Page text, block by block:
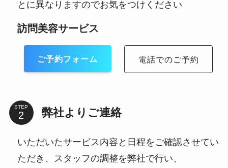
とに異なりますのでお気をつけください
訪問美容サービス
ご予約フォーム 電話でのご予約
STEP 弊社よりご連絡
いただいたサービス内容と日程をご確認させてい
ただき、スタッフの調整を弊社で行い、